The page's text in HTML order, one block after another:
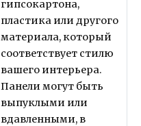
гипсокартона,
пластика или другого
материала, который
соответствует стилю
вашего интерьера.
Панели могут быть
выпуклыми или
вдавленными, в